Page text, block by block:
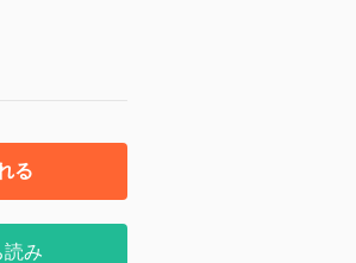
る
読み